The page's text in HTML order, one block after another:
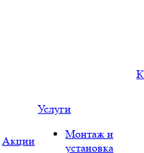
Акции
Услуги
Монтаж и
установка